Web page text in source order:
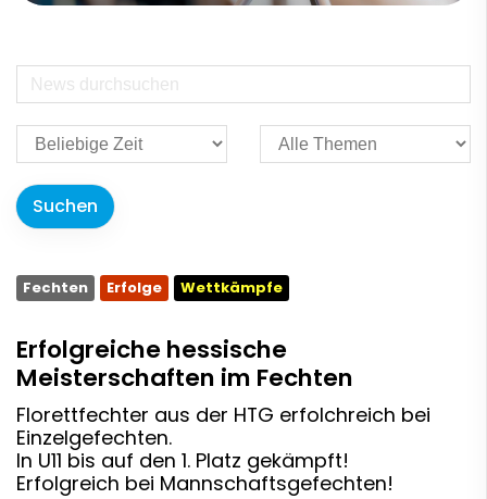
Fechten Erfolge Wettkämpfe
Erfolgreiche hessische
Meisterschaften im Fechten
Florettfechter aus der HTG erfolchreich bei
Einzelgefechten.
In U11 bis auf den 1. Platz gekämpft!
Erfolgreich bei Mannschaftsgefechten!